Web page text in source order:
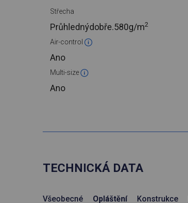
Střecha
Průhlednýdobře.580g/m2
Air-control
Ano
Multi-size
Ano
TECHNICKÁ DATA
Všeobecné Opláštění Konstrukce